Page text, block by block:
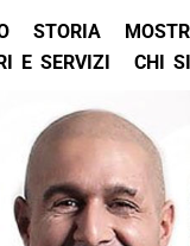
STORIA
E SERVIZI CHI